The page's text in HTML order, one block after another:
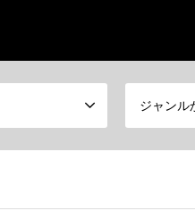
ジャンル